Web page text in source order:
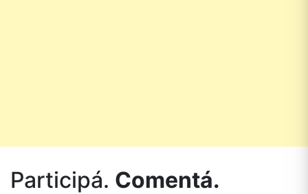
Participá. Comentá.